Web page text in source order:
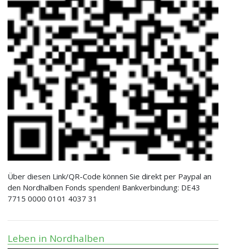
Über diesen Link/QR-Code können Sie direkt per Paypal an
den Nordhalben Fonds spenden! Bankverbindung: DE43
7715 0000 0101 4037 31
Leben in Nordhalben